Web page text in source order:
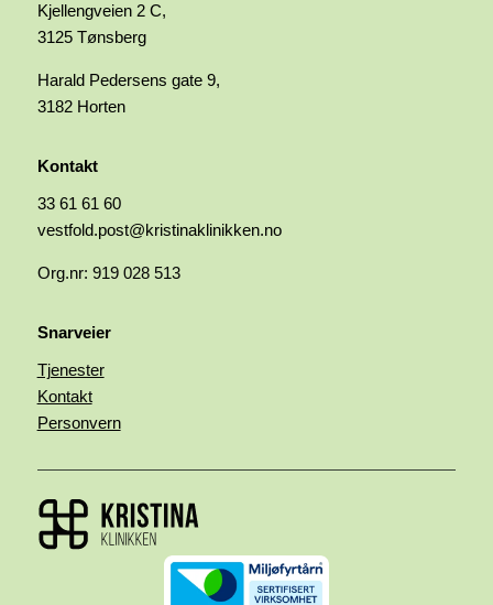
Kjellengveien 2 C,
3125 Tønsberg
Harald Pedersens gate 9,
3182 Horten
Kontakt
33 61 61 60
vestfold.post@kristinaklinikken.no
Org.nr: 919 028 513
Snarveier
Tjenester
Kontakt
Personvern